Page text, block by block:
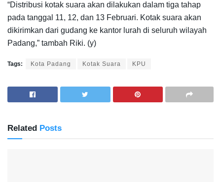
“Distribusi kotak suara akan dilakukan dalam tiga tahap
pada tanggal 11, 12, dan 13 Februari. Kotak suara akan
dikirimkan dari gudang ke kantor lurah di seluruh wilayah
Padang,” tambah Riki. (y)
Tags: Kota Padang Kotak Suara KPU
Related Posts